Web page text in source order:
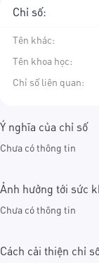
Chỉ số:
Tên khác:
Tên khoa học:
Chỉ số liên quan:
Ý nghĩa của chỉ số
Chưa có thông tin
Ảnh hưởng tới sức
Chưa có thông tin
Cách cải thiện chỉ